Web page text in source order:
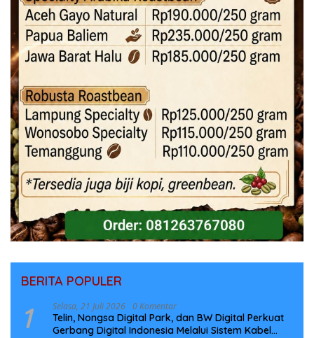
BERITA POPULER
1 Selasa, 21 Juli 2026 0 Komentar
Telin, Nongsa Digital Park, dan BW Digital Perkuat
Gerbang Digital Indonesia Melalui Sistem Kabel